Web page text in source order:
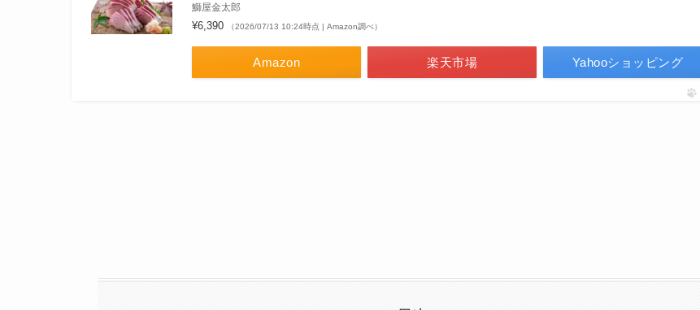
鰤屋金太郎
¥6,390 （2026/07/13 10:24時点 | Amazon調べ）
Amazon 楽天市場 Yahooショッピング